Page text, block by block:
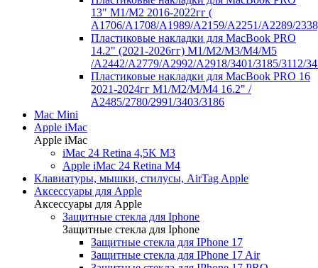
13" M1/M2 2016-2022гг (
А1706/A1708/A1989/A2159/A2251/A2289/
Пластиковые накладки для MacBook PRO
14.2" (2021-2026гг) M1/M2/M3/M4/M5
/A2442/A2779/A2992/A2918/3401/3185/3112/
Пластиковые накладки для MacBook PRO 16
2021-2024гг M1/M2/M/M4 16.2" /
А2485/2780/2991/3403/3186
Mac Mini
Apple iMac
Apple iMac
iMac 24 Retina 4,5K M3
Apple iMac 24 Retina M4
Клавиатуры, мышки, стилусы, AirTag Apple
Аксессуары для Apple
Аксессуары для Apple
Защитные стекла для Iphone
Защитные стекла для Iphone
Защитные стекла для IPhone 17
Защитные стекла для IPhone 17 Air